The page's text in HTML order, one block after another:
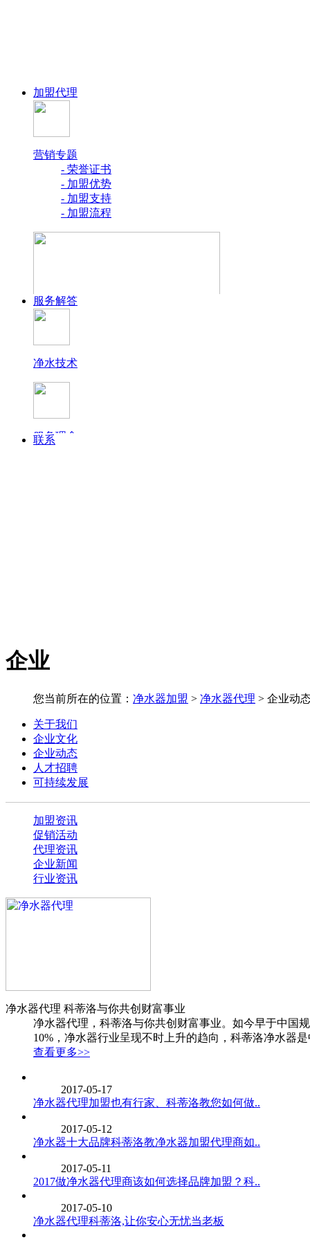
加盟代理
营销专题
- 荣誉证书
- 加盟优势
- 加盟支持
- 加盟流程
服务解答
净水技术
服务理念
联系
企业
您当前所在的位置： 净水器加盟 > 净水器代理 > 企业动
关于我们
企业文化
企业动态
人才招聘
可持续发展
加盟资讯
促销活动
代理资讯
企业新闻
行业资讯
净水器代理 科蒂洛与你共创财富事业
净水器代理，科蒂洛与你共创财富事业。如今早于中国
10%，净水器行业呈现不时上升的趋向，科蒂洛净水器
查看更多>>
2017-05-17
净水器代理加盟也有行家、科蒂洛教您如何做..
2017-05-12
净水器十大品牌科蒂洛教净水器加盟代理商如..
2017-05-11
2017做净水器代理商该如何选择品牌加盟？科..
2017-05-10
净水器代理科蒂洛,让你安心无忧当老板